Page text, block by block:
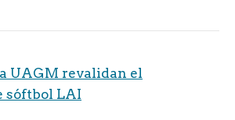
UAGM revalidan el
sóftbol LAI